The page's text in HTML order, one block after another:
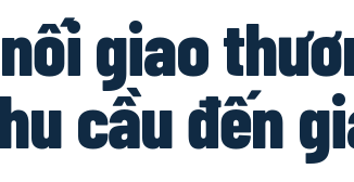
giao
cầu đến